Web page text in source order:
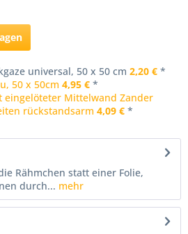
universal, 50 x 50 cm 2,20 € *
50 x 50cm 4,95 € *
eingelöteter Mittelwand Zander
rückstandsarm 4,09 € *
Rähmchen statt einer Folie,
durch... mehr